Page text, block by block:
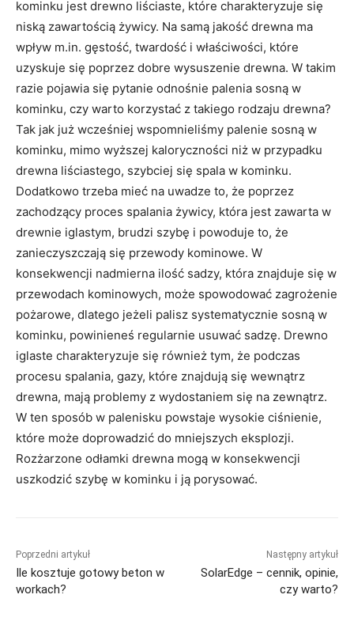
kominku jest drewno liściaste, które charakteryzuje się
niską zawartością żywicy. Na samą jakość drewna ma
wpływ m.in. gęstość, twardość i właściwości, które
uzyskuje się poprzez dobre wysuszenie drewna. W takim
razie pojawia się pytanie odnośnie palenia sosną w
kominku, czy warto korzystać z takiego rodzaju drewna?
Tak jak już wcześniej wspomnieliśmy palenie sosną w
kominku, mimo wyższej kaloryczności niż w przypadku
drewna liściastego, szybciej się spala w kominku.
Dodatkowo trzeba mieć na uwadze to, że poprzez
zachodzący proces spalania żywicy, która jest zawarta w
drewnie iglastym, brudzi szybę i powoduje to, że
zanieczyszczają się przewody kominowe. W
konsekwencji nadmierna ilość sadzy, która znajduje się w
przewodach kominowych, może spowodować zagrożenie
pożarowe, dlatego jeżeli palisz systematycznie sosną w
kominku, powinieneś regularnie usuwać sadzę. Drewno
iglaste charakteryzuje się również tym, że podczas
procesu spalania, gazy, które znajdują się wewnątrz
drewna, mają problemy z wydostaniem się na zewnątrz.
W ten sposób w palenisku powstaje wysokie ciśnienie,
które może doprowadzić do mniejszych eksplozji.
Rozżarzone odłamki drewna mogą w konsekwencji
uszkodzić szybę w kominku i ją porysować.
Poprzedni artykuł
Ile kosztuje gotowy beton w
workach?
Następny artykuł
SolarEdge – cennik, opinie,
czy warto?